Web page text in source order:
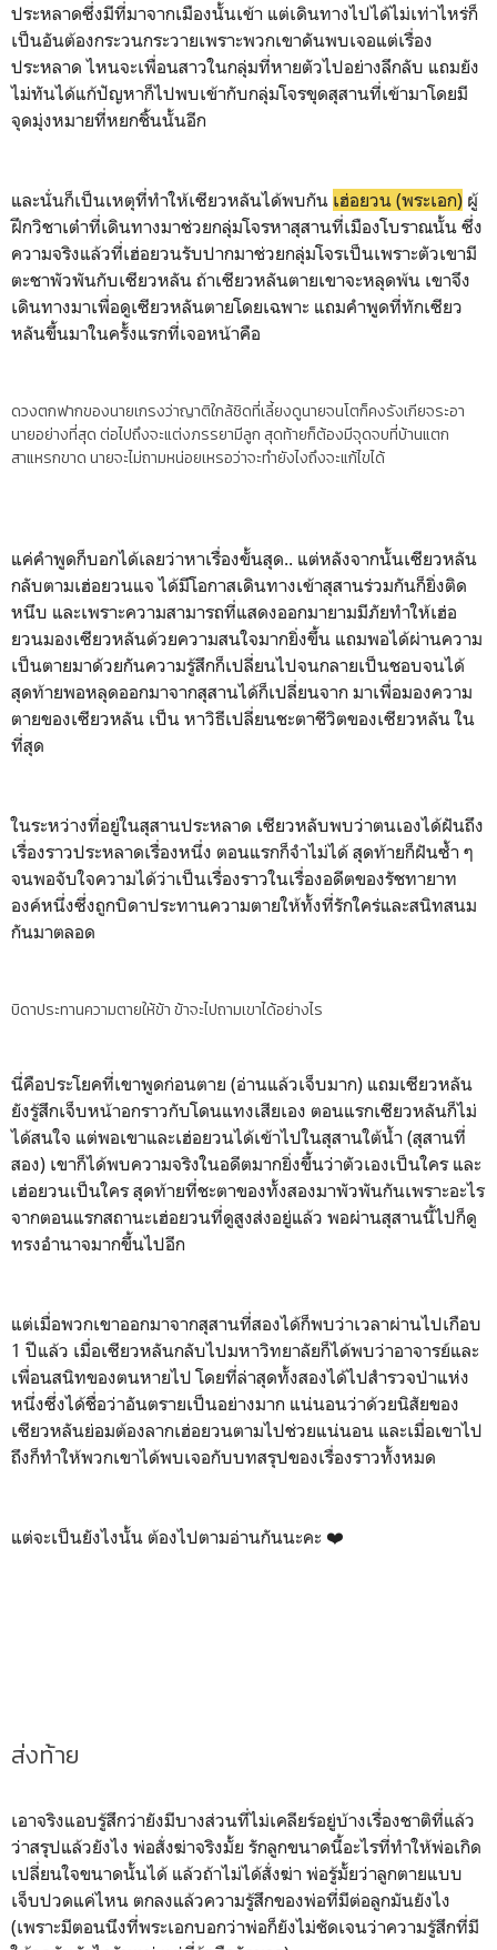
ประหลาดซึ่งมีที่มาจากเมืองนั้นเข้า แต่เดินทางไปได้ไม่เท่าไหร่ก็
เป็นอันต้องกระวนกระวายเพราะพวกเขาดันพบเจอแต่เรื่อง
ประหลาด ไหนจะเพื่อนสาวในกลุ่มที่หายตัวไปอย่างลึกลับ แถมยัง
ไม่ทันได้แก้ปัญหาก็ไปพบเข้ากับกลุ่มโจรขุดสุสานที่เข้ามาโดยมี
จุดมุ่งหมายที่หยกชิ้นนั้นอีก
และนั่นก็เป็นเหตุที่ทำให้เซียวหลันได้พบกัน เฮ่อยวน (พระเอก) ผู้
ฝึกวิชาเต๋าที่เดินทางมาช่วยกลุ่มโจรหาสุสานที่เมืองโบราณนั้น ซึ่ง
ความจริงแล้วที่เฮ่อยวนรับปากมาช่วยกลุ่มโจรเป็นเพราะตัวเขามี
ตะชาพัวพันกับเซียวหลัน ถ้าเซียวหลันตายเขาจะหลุดพ้น เขาจึง
เดินทางมาเพื่อดูเซียวหลันตายโดยเฉพาะ แถมคำพูดที่ทักเซียว
หลันขึ้นมาในครั้งแรกที่เจอหน้าคือ
ดวงตกฟากของนายเกรงว่าญาติใกล้ชิดที่เลี้ยงดูนายจนโตก็คงรังเกียจระอา
นายอย่างที่สุด ต่อไปถึงจะแต่งภรรยามีลูก สุดท้ายก็ต้องมีจุดจบที่บ้านแตก
สาแหรกขาด นายจะไม่ถามหน่อยเหรอว่าจะทำยังไงถึงจะแก้ไขได้
แค่คำพูดก็บอกได้เลยว่าหาเรื่องขั้นสุด.. แต่หลังจากนั้นเซียวหลัน
กลับตามเฮ่อยวนแจ ได้มีโอกาสเดินทางเข้าสุสานร่วมกันก็ยิ่งติด
หนึบ และเพราะความสามารถที่แสดงออกมายามมีภัยทำให้เฮ่อ
ยวนมองเซียวหลันด้วยความสนใจมากยิ่งขึ้น แถมพอได้ผ่านความ
เป็นตายมาด้วยกันความรู้สึกก็เปลี่ยนไปจนกลายเป็นชอบจนได้
สุดท้ายพอหลุดออกมาจากสุสานได้ก็เปลี่ยนจาก มาเพื่อมองความ
ตายของเซียวหลัน เป็น หาวิธีเปลี่ยนชะตาชีวิตของเซียวหลัน ใน
ที่สุด
ในระหว่างที่อยู่ในสุสานประหลาด เซียวหลับพบว่าตนเองได้ฝันถึง
เรื่องราวประหลาดเรื่องหนึ่ง ตอนแรกก็จำไม่ได้ สุดท้ายก็ฝันซ้ำ ๆ
จนพอจับใจความได้ว่าเป็นเรื่องราวในเรื่องอดีตของรัชทายาท
องค์หนึ่งซึ่งถูกบิดาประทานความตายให้ทั้งที่รักใคร่และสนิทสนม
กันมาตลอด
บิดาประทานความตายให้ข้า ข้าจะไปถามเขาได้อย่างไร
นี่คือประโยคที่เขาพูดก่อนตาย (อ่านแล้วเจ็บมาก) แถมเซียวหลัน
ยังรู้สึกเจ็บหน้าอกราวกับโดนแทงเสียเอง ตอนแรกเซียวหลันก็ไม่
ได้สนใจ แต่พอเขาและเฮ่อยวนได้เข้าไปในสุสานใต้น้ำ (สุสานที่
สอง) เขาก็ได้พบความจริงในอดีตมากยิ่งขึ้นว่าตัวเองเป็นใคร และ
เฮ่อยวนเป็นใคร สุดท้ายที่ชะตาของทั้งสองมาพัวพันกันเพราะอะไร
จากตอนแรกสถานะเฮ่อยวนที่ดูสูงส่งอยู่แล้ว พอผ่านสุสานนี้ไปก็ดู
ทรงอำนาจมากขึ้นไปอีก
แต่เมื่อพวกเขาออกมาจากสุสานที่สองได้ก็พบว่าเวลาผ่านไปเกือบ
1 ปีแล้ว เมื่อเซียวหลันกลับไปมหาวิทยาลัยก็ได้พบว่าอาจารย์และ
เพื่อนสนิทของตนหายไป โดยที่ล่าสุดทั้งสองได้ไปสำรวจป่าแห่ง
หนึ่งซึ่งได้ชื่อว่าอันตรายเป็นอย่างมาก แน่นอนว่าด้วยนิสัยของ
เซียวหลันย่อมต้องลากเฮ่อยวนตามไปช่วยแน่นอน และเมื่อเขาไป
ถึงก็ทำให้พวกเขาได้พบเจอกับบทสรุปของเรื่องราวทั้งหมด
แต่จะเป็นยังไงนั้น ต้องไปตามอ่านกันนะคะ ❤️
ส่งท้าย
เอาจริงแอบรู้สึกว่ายังมีบางส่วนที่ไม่เคลียร์อยู่บ้างเรื่องชาติที่แล้ว
ว่าสรุปแล้วยังไง พ่อสั่งฆ่าจริงมั้ย รักลูกขนาดนี้อะไรที่ทำให้พ่อเกิด
เปลี่ยนใจขนาดนั้นได้ แล้วถ้าไม่ได้สั่งฆ่า พ่อรู้มั้ยว่าลูกตายแบบ
เจ็บปวดแค่ไหน ตกลงแล้วความรู้สึกของพ่อที่มีต่อลูกมันยังไง
(เพราะมีตอนนึงที่พระเอกบอกว่าพ่อก็ยังไม่ชัดเจนว่าความรู้สึกที่มี